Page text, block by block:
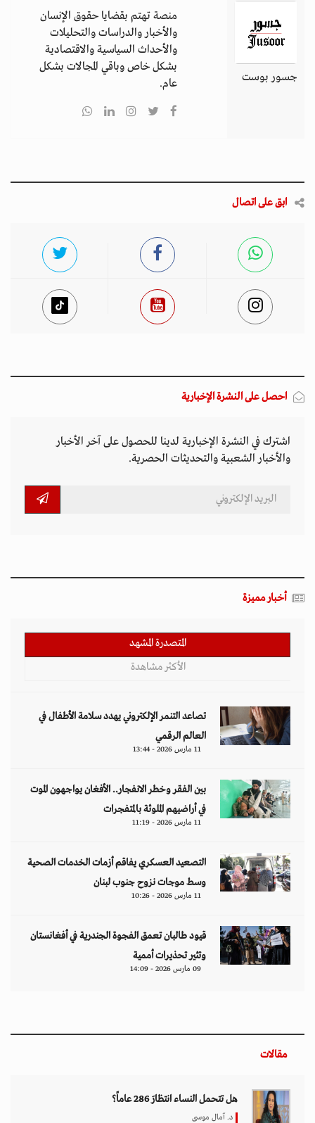
جسور بوست
منصة تهتم بقضايا حقوق الإنسان
والأخبار والدراسات والتحليلات
والأحداث السياسية والاقتصادية
بشكل خاص وباقي المجالات بشكل
عام.
ابق على اتصال
احصل على النشرة الإخبارية
اشترك في النشرة الإخبارية لدينا للحصول على آخر الأخبار
والأخبار الشعبية والتحديثات الحصرية.
أخبار مميزة
المتصدرة المشهد
الأكثر مشاهدة
تصاعد التنمر الإلكتروني يهدد سلامة الأطفال في
العالم الرقمي
11 مارس 2026 - 13:44
بين الفقر وخطر الانفجار.. الأفغان يواجهون الموت
في أراضيهم الملوثة بالمتفجرات
11 مارس 2026 - 11:19
التصعيد العسكري يفاقم أزمات الخدمات الصحية
وسط موجات نزوح جنوب لبنان
11 مارس 2026 - 10:26
قيود طالبان تعمق الفجوة الجندرية في أفغانستان
وتثير تحذيرات أممية
09 مارس 2026 - 14:09
مقالات
هل تتحمل النساء انتظارَ 286 عاماً؟
د. آمال موسى